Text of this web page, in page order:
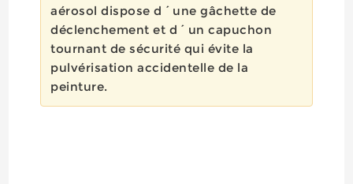
aérosol dispose d´une gâchette de
déclenchement et d´un capuchon
tournant de sécurité qui évite la
pulvérisation accidentelle de la
peinture.